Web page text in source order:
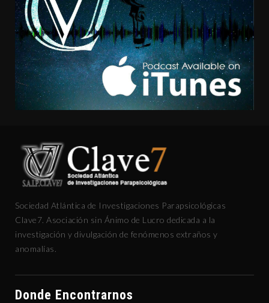
Sociedad Atlántica de Investigaciones Parapsicológicas
Clave7. Asociación sin Ánimo de Lucro dedicada a la
investigación y divulgación de fenómenos extraños y
anomalías.
Donde Encontrarnos